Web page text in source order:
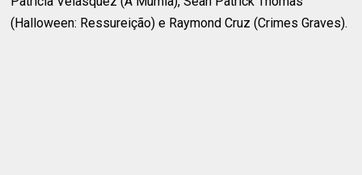
(Halloween: Ressureição) e Raymond Cruz (Crimes Graves).